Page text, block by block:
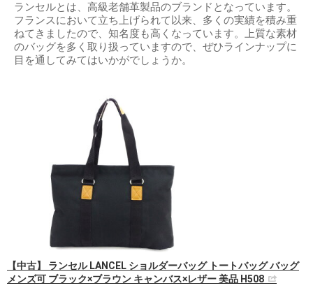
ランセルとは、高級老舗革製品のブランドとなっています。
フランスにおいて立ち上げられて以来、多くの実績を積み重
ねてきましたので、知名度も高くなっています。上質な素材
のバッグを多く取り扱っていますので、ぜひラインナップに
目を通してみてはいかがでしょうか。
【中古】 ランセル LANCEL ショルダーバッグ トートバッグ バッグ
メンズ可 ブラック×ブラウン キャンバス×レザー 美品 H508